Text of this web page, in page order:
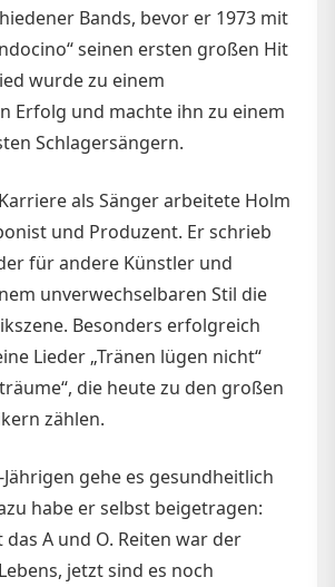
Bands, bevor er 1973 mit
seinen ersten großen Hit
wurde zu einem
Erfolg und machte ihn zu einem
Schlagersängern.
als Sänger arbeitete Holm
und Produzent. Er schrieb
für andere Künstler und
unverwechselbaren Stil die
Besonders erfolgreich
Lieder „Tränen lügen nicht“
die heute zu den großen
zählen.
gehe es gesundheitlich
habe er selbst beigetragen:
das A und O. Reiten war der
jetzt sind es noch